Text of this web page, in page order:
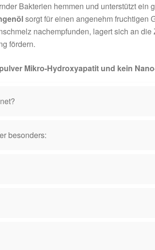
Bakterien hemmen und unterstützt ein
sorgt für einen angenehm fruchtigen
nachempfunden, lagert sich an
fördern.
Mikro-Hydroxyapatit und kein
besonders: